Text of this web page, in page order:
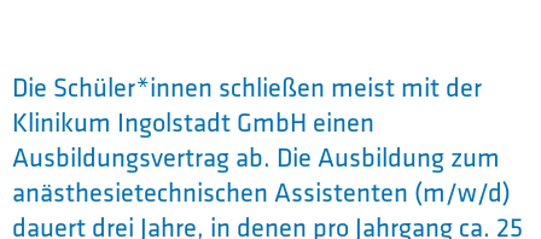
Die Schüler*innen schließen meist mit der
Klinikum Ingolstadt GmbH einen
Ausbildungsvertrag ab. Die Ausbildung zum
anästhesietechnischen Assistenten (m/w/d)
dauert drei Jahre, in denen pro Jahrgang ca. 25